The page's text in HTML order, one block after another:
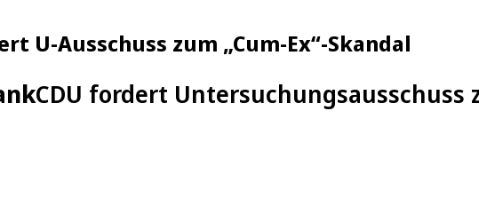
U-Ausschuss zum „Cum-Ex“-Skandal
CDU fordert Untersuchungsausschuss